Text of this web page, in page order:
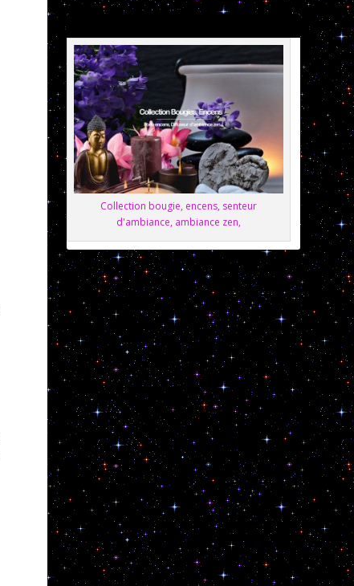
Collection bougie, encens, senteur
d'ambiance, ambiance zen,